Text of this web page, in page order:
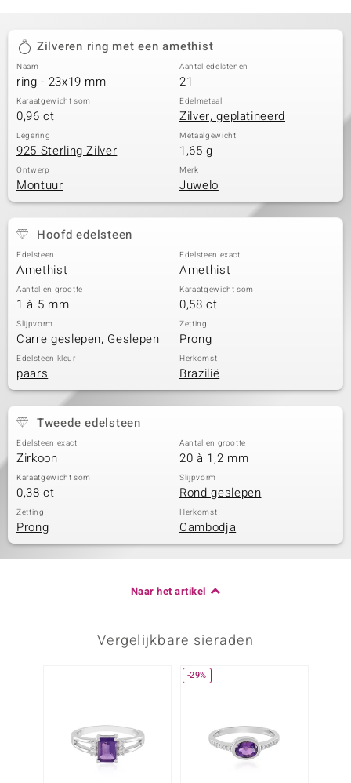
Zilveren ring met een amethist
Naam
ring - 23x19 mm
Aantal edelstenen
21
Karaatgewicht som
0,96 ct
Edelmetaal
Zilver, geplatineerd
Legering
925 Sterling Zilver
Metaalgewicht
1,65 g
Ontwerp
Montuur
Merk
Juwelo
Hoofd edelsteen
Edelsteen
Amethist
Edelsteen exact
Amethist
Aantal en grootte
1 à 5 mm
Karaatgewicht som
0,58 ct
Slijpvorm
Carre geslepen, Geslepen
Zetting
Prong
Edelsteen kleur
paars
Herkomst
Brazilië
Tweede edelsteen
Edelsteen exact
Zirkoon
Aantal en grootte
20 à 1,2 mm
Karaatgewicht som
0,38 ct
Slijpvorm
Rond geslepen
Zetting
Prong
Herkomst
Cambodja
Naar het artikel
Vergelijkbare sieraden
-29%